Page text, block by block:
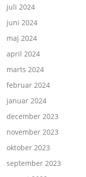
juli 2024
juni 2024
maj 2024
april 2024
marts 2024
februar 2024
januar 2024
december 2023
november 2023
oktober 2023
september 2023